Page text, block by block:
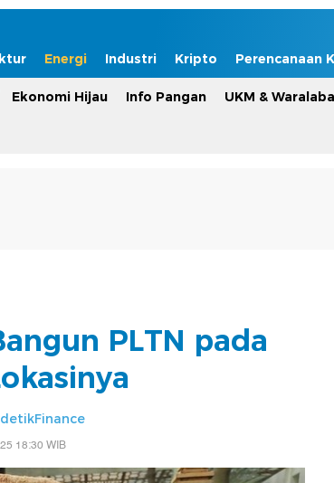
Energi Industri Kripto Perencanaan
Ekonomi Hijau Info Pangan UKM & Waralaba
PLTN pada
detikFinance
18:30 WIB